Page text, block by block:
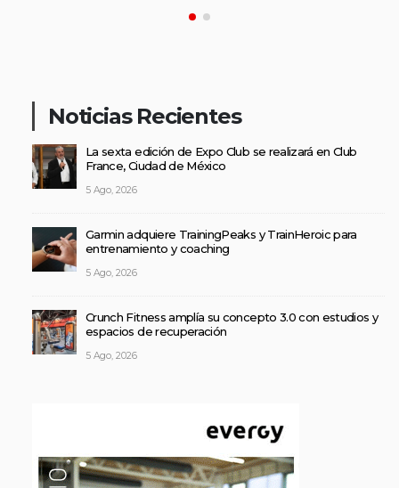
Noticias Recientes
La sexta edición de Expo Club se realizará en Club
France, Ciudad de México
5 Ago, 2026
Garmin adquiere TrainingPeaks y TrainHeroic para
entrenamiento y coaching
5 Ago, 2026
Crunch Fitness amplía su concepto 3.0 con estudios y
espacios de recuperación
5 Ago, 2026